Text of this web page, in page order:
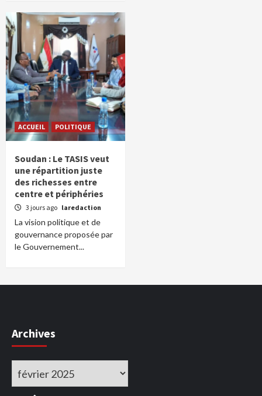
ACCUEIL POLITIQUE
Soudan : Le TASIS veut
une répartition juste
des richesses entre
centre et périphéries
3 jours ago laredaction
La vision politique et de
gouvernance proposée par
le Gouvernement...
Archives
Archives